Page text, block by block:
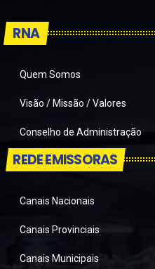
RNA
Quem Somos
Visão / Missão / Valores
Conselho de Administração
REDE EMISSORAS
Canais Nacionais
Canais Provinciais
Canais Municipais